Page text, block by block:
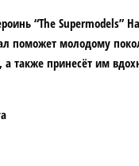
“The Supermodels”
поможет молодому
а также принесёт им